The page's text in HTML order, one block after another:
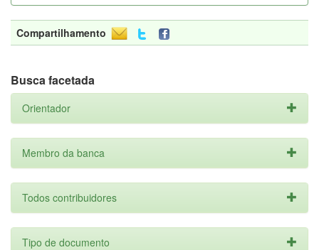
Compartilhamento
Busca facetada
Orientador
Membro da banca
Todos contribuidores
Tipo de documento